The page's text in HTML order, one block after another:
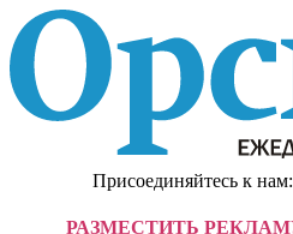
Присоединяйтесь к нам:
РАЗМЕСТИТЬ